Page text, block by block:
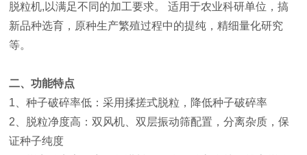
脱粒机,以满足不同的加工要求。 适用于农业科研单位，搞
新品种选育，原种生产繁殖过程中的提纯，精细量化研究
等。
二、功能特点
1、种子破碎率低：采用揉搓式脱粒，降低种子破碎率
2、脱粒净度高：双风机、双层振动筛配置，分离杂质，保
证种子纯度